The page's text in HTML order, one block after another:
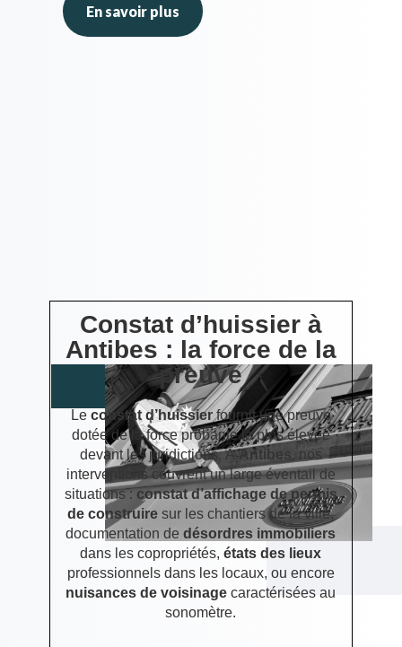
En savoir plus
Constat d’huissier à
Antibes : la force de la
preuve
Le constat d’huissierfournit une preuve
dotée de la force probante la plus élevée
devant les juridictions. ÀAntibes , nos
interventions couvrent un large éventail de
situations : constat d’affichage de permis
de construire sur les chantiers de la ville,
documentation dedésordres immobiliers
dans les copropriétés,états des lieux
professionnels dans les locaux, ou encore
nuisances de voisinage caractérisées au
sonomètre.